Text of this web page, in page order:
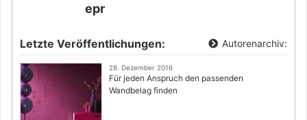
epr
Letzte Veröffentlichungen: Autorenarchiv:
28. Dezember 2016
Für jeden Anspruch den passenden
Wandbelag finden